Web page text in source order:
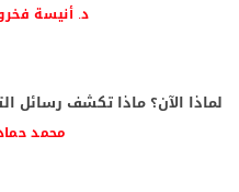
د. أنيسة
لماذا الآن؟ ماذا تكشف رسائل
محمد